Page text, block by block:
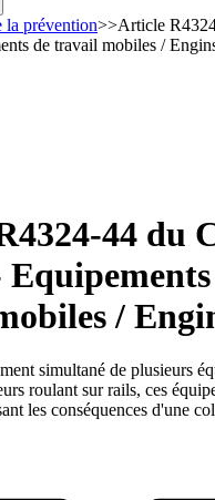
la prévention>>Article
de travail mobiles /
44 du
/
simultané de plusieurs
roulant sur rails, ces
les conséquences d'une